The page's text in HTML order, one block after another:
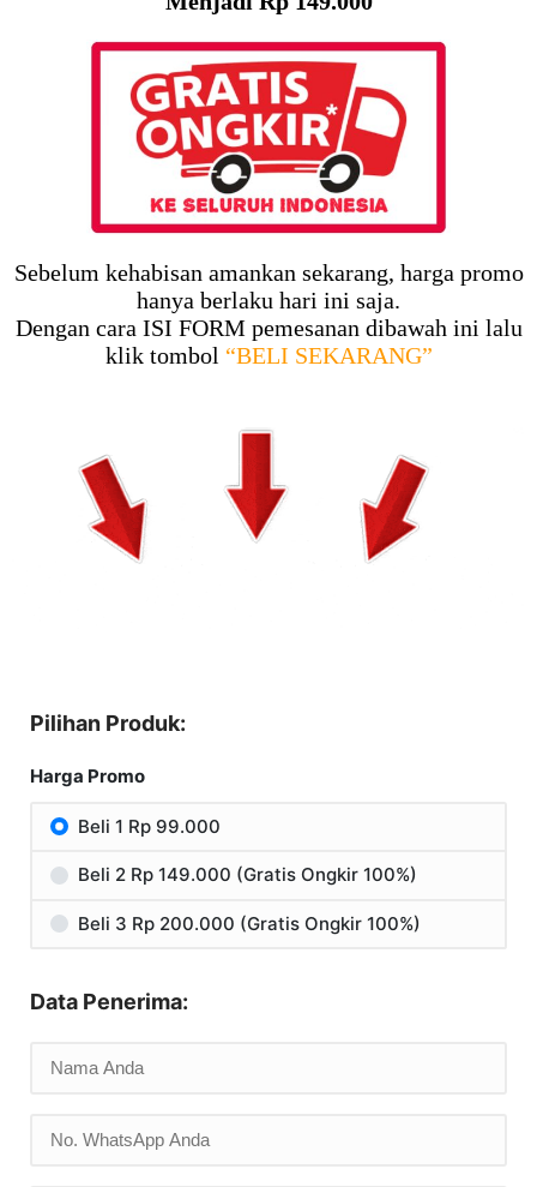
Sebelum kehabisan amankan sekarang, harga promo
hanya berlaku hari ini saja.
Dengan cara ISI FORM pemesanan dibawah ini lalu
klik tombol “BELI SEKARANG”
Pilihan Produk:
Harga Promo
Beli 1 Rp 99.000
Beli 2 Rp 149.000 (Gratis Ongkir 100%)
Beli 3 Rp 200.000 (Gratis Ongkir 100%)
Data Penerima: